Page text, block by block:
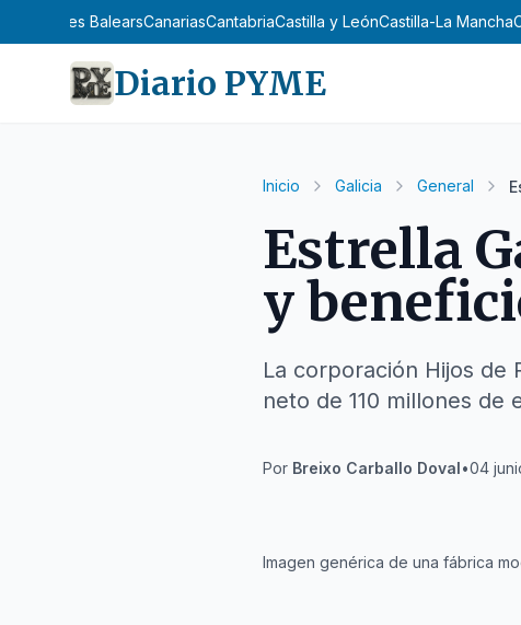
Illes BalearsCanariasCantabriaCastilla y LeónCastilla-La Mancha
Diario PYME
Inicio Galicia General
Estrella
y
La corporación Hijos de
neto de 110 millones de
Por Breixo Carballo Doval•04
Imagen genérica de una fábrica